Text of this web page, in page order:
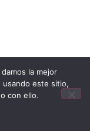
la mejor
usando este sitio,
con ello.